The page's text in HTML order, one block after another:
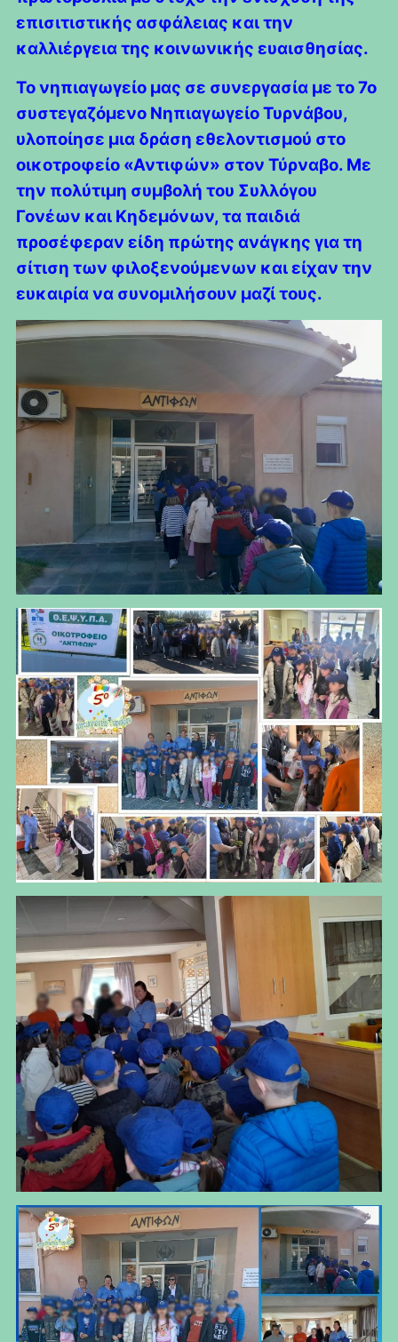
επισιτιστικής ασφάλειας και την
καλλιέργεια της κοινωνικής ευαισθησίας.
Το νηπιαγωγείο μας σε συνεργασία με το 7ο
συστεγαζόμενο Νηπιαγωγείο Τυρνάβου,
υλοποίησε μια δράση εθελοντισμού στο
οικοτροφείο «Αντιφών» στον Τύρναβο. Με
την πολύτιμη συμβολή του Συλλόγου
Γονέων και Κηδεμόνων, τα παιδιά
προσέφεραν είδη πρώτης ανάγκης για τη
σίτιση των φιλοξενούμενων και είχαν την
ευκαιρία να συνομιλήσουν μαζί τους.